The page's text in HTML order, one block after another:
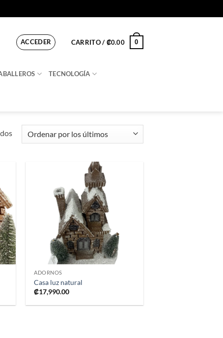
ACCEDER CARRITO / ₡0.00 0
TECNOLOGÍA
Ordenado
por
de
ADORNOS
Casa luz natural
₡17,990.00